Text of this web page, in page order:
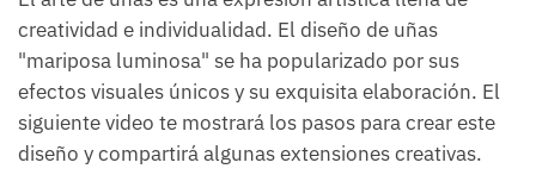
creatividad e individualidad. El diseño de uñas
"mariposa luminosa" se ha popularizado por sus
efectos visuales únicos y su exquisita elaboración. El
siguiente video te mostrará los pasos para crear este
diseño y compartirá algunas extensiones creativas.